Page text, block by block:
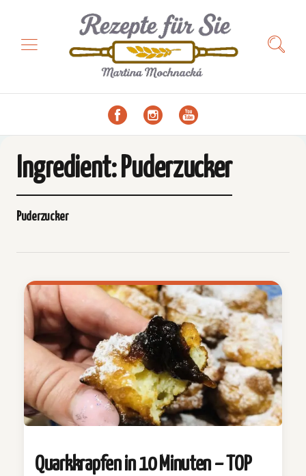
Ingredient: Puderzucker
Puderzucker
Quarkkrapfen in 10 Minuten – TOP